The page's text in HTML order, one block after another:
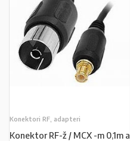
Konektori RF, adapteri
Konektor RF-ž / MCX -m 0,1m a